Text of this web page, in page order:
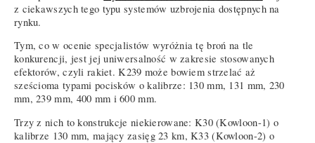
z ciekawszych tego typu systemów uzbrojenia dostępnych na
rynku.
Tym, co w ocenie specjalistów wyróżnia tę broń na tle
konkurencji, jest jej uniwersalność w zakresie stosowanych
efektorów, czyli rakiet. K239 może bowiem strzelać aż
sześcioma typami pocisków o kalibrze: 130 mm, 131 mm, 230
mm, 239 mm, 400 mm i 600 mm.
Trzy z nich to konstrukcje niekierowane: K30 (Kowloon-1) o
kalibrze 130 mm, mający zasięg 23 km, K33 (Kowloon-2) o